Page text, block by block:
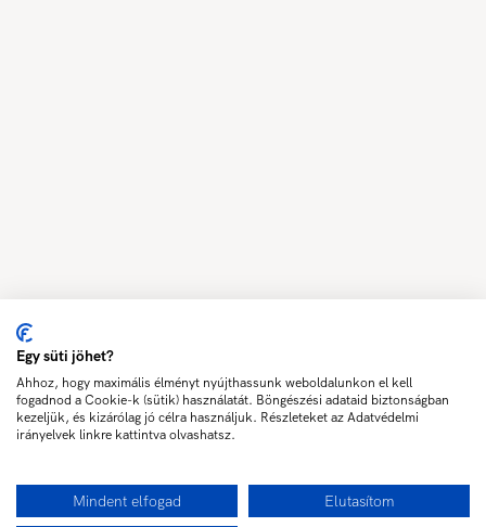
Egy süti jöhet?
Ahhoz, hogy maximális élményt nyújthassunk weboldalunkon el kell
fogadnod a Cookie-k (sütik) használatát. Böngészési adataid biztonságban
kezeljük, és kizárólag jó célra használjuk. Részleteket az Adatvédelmi
irányelvek linkre kattintva olvashatsz.
Mindent elfogad Elutasítom